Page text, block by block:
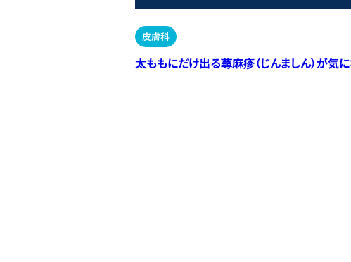
皮膚科
太ももにだけ出る蕁麻疹（じんましん）が気